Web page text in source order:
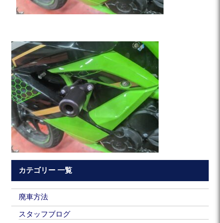
カテゴリー 一覧
廃車方法
スタッフブログ